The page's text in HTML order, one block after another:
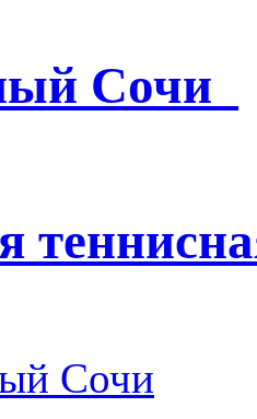
Сочи
Сочи